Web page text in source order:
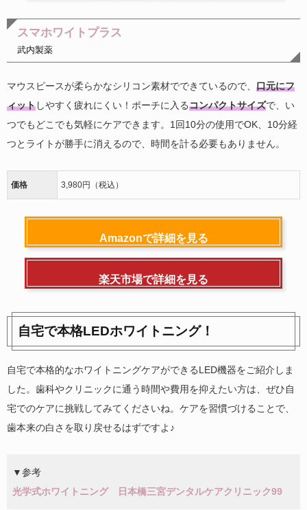
スマホワイトプラス
武内製薬
マウスピースが柔らかなシリコン素材でできているので、 口元にフ
ィットしやすく疲れにくい！ポーチに入るコンパクトサイズで、い
つでもどこでも気軽にケアできます。1回10分の使用でOK、10分経
つとライトが勝手に消えるので、時間を計る必要もありません。
価格 3,980円（税込）
Amazonで詳細を見る
楽天市場で詳細を見る
自宅で本格LEDホワイトニング！
自宅で本格的なホワイトニングケアができるLED機器をご紹介しま
した。歯科やクリニックに通う時間や費用を抑えたい方は、ぜひ自
宅でのケアに挑戦してみてくださいね。ケアを習慣づけることで、
歯本来の白さを取り戻せるはずですよ♪
▼参考
光学式ホワイトニング 日本橋三宮デンタルケアクリニック99